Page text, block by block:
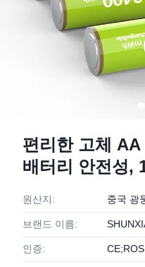
편리한 고체
배터리 안전성,
원산지: 중국 광
브랜드 이름:
인증: